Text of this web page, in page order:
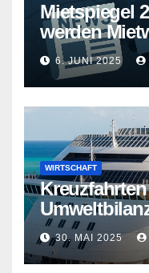
Mietspiegel
werden
teurer
6. JUNI 2025
WIRTSCHAFT
Wege
30. MAI 2025